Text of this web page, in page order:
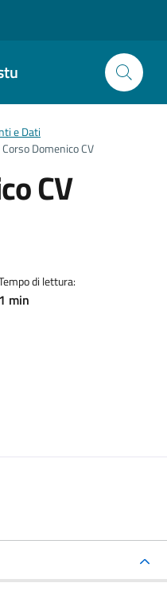
e Dati
Corso Domenico CV
CV
di lettura:
1 min